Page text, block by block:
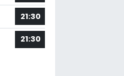
21:30
21:30